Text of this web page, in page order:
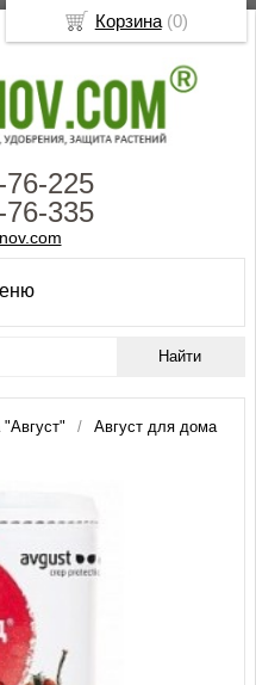
225
335
Август для дома
Корзина(0)